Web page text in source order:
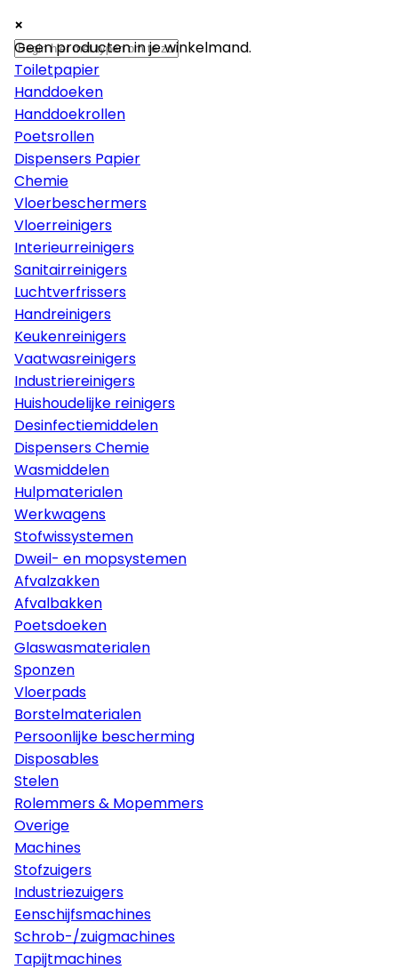
×
Papier
Toiletpapier
Handdoeken
Handdoekrollen
Poetsrollen
Dispensers Papier
Chemie
Vloerbeschermers
Vloerreinigers
Interieurreinigers
Sanitairreinigers
Luchtverfrissers
Handreinigers
Keukenreinigers
Vaatwasreinigers
Industriereinigers
Huishoudelijke reinigers
Desinfectiemiddelen
Dispensers Chemie
Wasmiddelen
Hulpmaterialen
Werkwagens
Stofwissystemen
Dweil- en mopsystemen
Afvalzakken
Afvalbakken
Poetsdoeken
Glaswasmaterialen
Sponzen
Vloerpads
Borstelmaterialen
Persoonlijke bescherming
Disposables
Stelen
Rolemmers & Mopemmers
Overige
Machines
Stofzuigers
Industriezuigers
Eenschijfsmachines
Schrob-/zuigmachines
Tapijtmachines
×
×
Geen producten in je winkelmand.